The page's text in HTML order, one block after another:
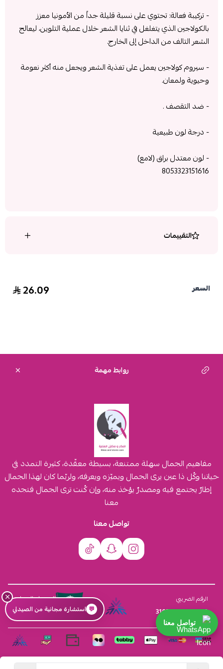
- تركيبة فعالة: تحتوي على نسبة قليلة جداً من الأمونيا معزز
بالكولاجين الذي يتغلغل في ثنايا الشعر خلال عملية التلوين، ليعالج
الشعر التالف من الداخل إلى الخارج.
- سيروم كولاجين يعمل على تغذية الشعر ويجعل منه أكثر نعومة
وحيوية ولمعان.
- ضد التقصف .
- درجة لون طبيعية
- لون معتدل براق (لامع)
8053323151616
التقييمات
السعر 26.09
روابط مهمة
مفاهيم الجمال سهلة ممتنعة، بسيطة معقّدة، كثيرة التمدد في
حياتنا وكُل ذا عين يرى الجمال ويميّزه ويعرفه، ولربّما كان لهذا الجمال
إطارٌ يجتمع فيه ومصدرٌ يؤخذ منه، وإن كُنت ترى الجمال فتجده
معنا
تواصل معنا
الرقم الضريبي
310555259800003
السجل التجاري
4030431116
×
💬 استشارة مجانية من الصيدلي
تواصل معنا